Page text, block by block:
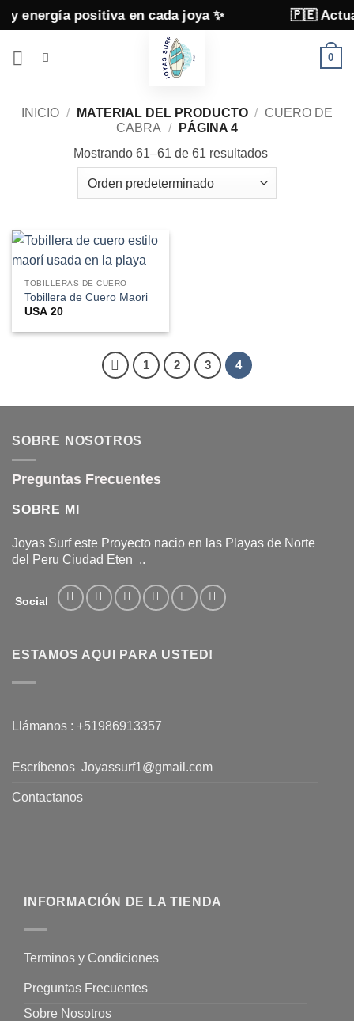
al
contenido
positiva en cada joya ✨ 🇵🇪 Actualmente
0
INICIO / MATERIAL DEL PRODUCTO / CUERO DE
CABRA /
PÁGINA 4
Mostrando 61–61 de 61 resultados
TOBILLERAS DE CUERO
Tobillera de Cuero Maori
USA 20
1 2 3 4
SOBRE NOSOTROS
Preguntas Frecuentes
SOBRE MI
Joyas Surf este Proyecto nacio en las Playas de Norte
del Peru Ciudad Eten ..
Social
ESTAMOS AQUI PARA USTED!
Llámanos : +51986913357
Escríbenos Joyassurf1@gmail.com
Contactanos
INFORMACIÓN DE LA TIENDA
Terminos y Condiciones
Preguntas Frecuentes
Sobre Nosotros